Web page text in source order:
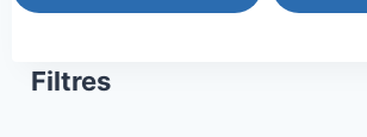
Filtres